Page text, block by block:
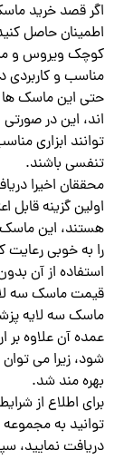
اگر قصد خرید
اطمینان حاصل
کوچک ویروس و
مناسب و کاربردی
حتی این ماسک ها
اند، این در
توانند ابزاری
تنفسی باشند.
محققان اخیرا
اولین گزینه قابل
هستند، این ماسک
را به خوبی رعایت
استفاده از آن
قیمت ماسک سه
ماسک سه لایه
عمده آن علاوه
شود، زیرا می
بهره مند شد.
برای اطلاع از
توانید به
دریافت نمایید،